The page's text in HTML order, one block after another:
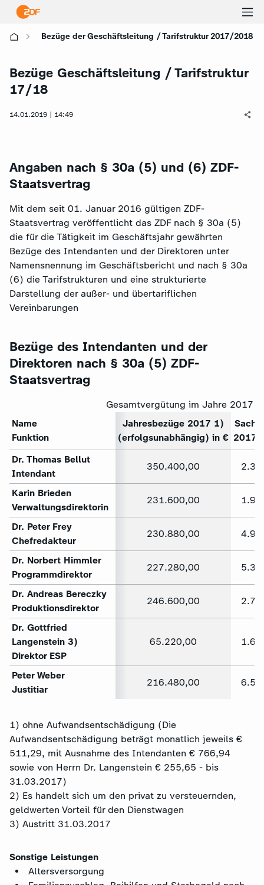
Bezüge der Geschäftsleitung / Tarifstruktur 2017/2018
Bezüge Geschäftsleitung / Tarifstruktur
17/18
14.01.2019 | 14:49
Angaben nach § 30a (5) und (6) ZDF-
Staatsvertrag
Mit dem seit 01. Januar 2016 gültigen ZDF-
Staatsvertrag veröffentlicht das ZDF nach § 30a (5)
die für die Tätigkeit im Geschäftsjahr gewährten
Bezüge des Intendanten und der Direktoren unter
Namensnennung im Geschäftsbericht und nach § 30a
(6) die Tarifstrukturen und eine strukturierte
Darstellung der außer- und übertariflichen
Vereinbarungen
Bezüge des Intendanten und der
Direktoren nach § 30a (5) ZDF-
Staatsvertrag
Gesamtvergütung im Jahre 2017
Name
Funktion
Jahresbezüge 2017 1)
(erfolgsunabhängig) in € 2017
Dr. Thomas Bellut
Intendant
350.400,00
Karin Brieden
Verwaltungsdirektorin
231.600,00
Dr. Peter Frey
Chefredakteur
230.880,00
Dr. Norbert Himmler
Programmdirektor
227.280,00
Dr. Andreas Bereczky
Produktionsdirektor
246.600,00
Dr. Gottfried
Langenstein 3)
Direktor ESP
65.220,00
Peter Weber
Justitiar
216.480,00
1) ohne Aufwandsentschädigung (Die
Aufwandsentschädigung beträgt monatlich jeweils €
511,29, mit Ausnahme des Intendanten € 766,94
sowie von Herrn Dr. Langenstein € 255,65 - bis
31.03.2017)
2) Es handelt sich um den privat zu versteuernden,
geldwerten Vorteil für den Dienstwagen
3) Austritt 31.03.2017
Sonstige Leistungen
Altersversorgung